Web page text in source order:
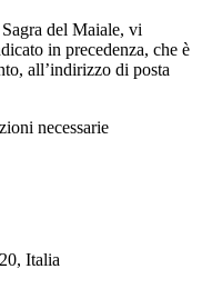
del Maiale, vi
in precedenza, che è
all’indirizzo di posta
necessarie
Italia